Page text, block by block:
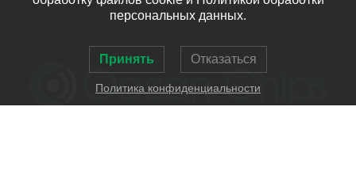
персональных данных.
Принять Отказаться
Политика конфиденциальности